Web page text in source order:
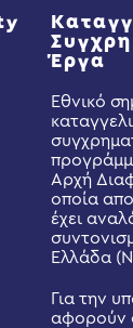
Έργα
Εθνικό
Αρχή
οποία
έχει
Ελλάδα
Για την
αφορούν